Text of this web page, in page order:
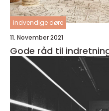
indvendige døre
11. November 2021
Gode råd til